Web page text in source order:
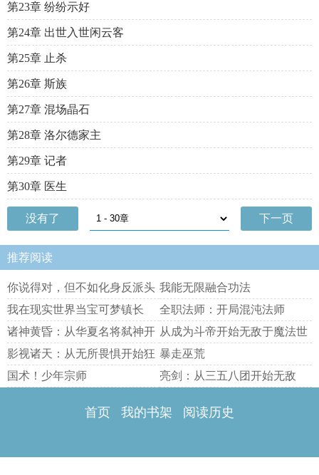
第23章 纷纷示好
第24章 出世入世闲云客
第25章 止杀
第26章 斯族
第27章 混场晶石
第28章 洛尔德家主
第29章 记者
第30章 医生
没有了 下一页
推荐阅读
你说得对，但不如化身反派头
子
我能无限融合功法
我在现实世界当宝可梦镇长
全职法师：开局混沌法师
诸神黄昏：从华夏名将弑神开
始！
从成为斗帝开始无敌于魔法世
界
影视诸天：从无所畏惧开始狂
飙
暴走巫荒
国术！少年宗师
亮剑：从三五八团开始无敌
首页 我的书架 阅读历史